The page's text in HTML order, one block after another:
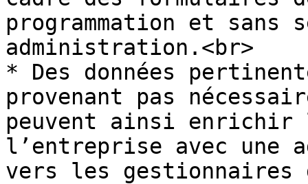
programmation et sans
administration.<br>
* Des données
provenant pas
peuvent ainsi enrichir
l’entreprise avec une
vers les gestionnaires